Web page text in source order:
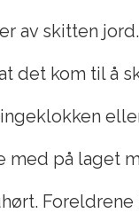
av skitten
kom til å
på laget